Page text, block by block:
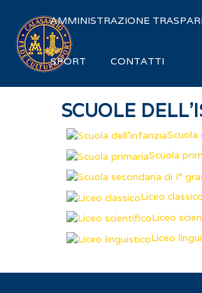
AMMINISTRAZIONE
SPORT CONTATTI
SCUOLE
Scuola
Scuola
Liceo classico
Liceo
Liceo